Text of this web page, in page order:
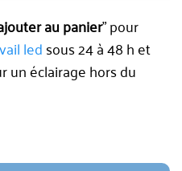
au panier” pour
ledsous 24 à 48 h et
un éclairage hors du